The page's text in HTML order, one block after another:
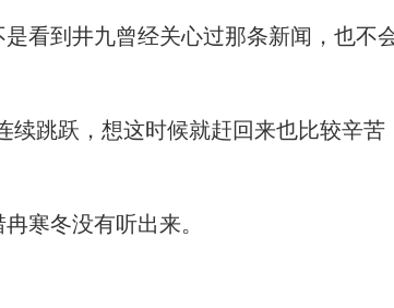
看到井九曾经关心过那条新闻，也不
跳跃，想这时候就赶回来也比较辛苦
寒冬没有听出来。